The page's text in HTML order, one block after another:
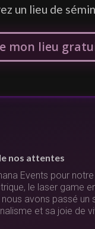
un lieu de
mon lieu
nos attentes
Events pour
le laser game
avons passé
et sa joie de